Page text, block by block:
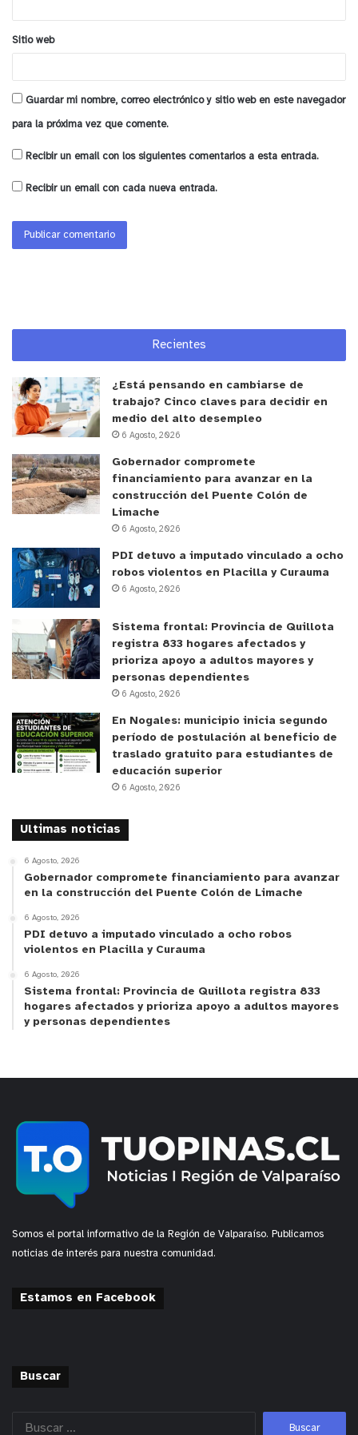
liguanos.
y tú, ¿qué opinas?
Sitio web
Guardar mi nombre, correo electrónico y sitio web en este navegador
para la próxima vez que comente.
Recibir un email con los siguientes comentarios a esta entrada.
Recibir un email con cada nueva entrada.
Recientes
¿Está pensando en cambiarse de
trabajo? Cinco claves para decidir en
medio del alto desempleo
6 Agosto, 2026
Gobernador compromete
financiamiento para avanzar en la
construcción del Puente Colón de
Limache
6 Agosto, 2026
PDI detuvo a imputado vinculado a ocho
robos violentos en Placilla y Curauma
6 Agosto, 2026
Sistema frontal: Provincia de Quillota
registra 833 hogares afectados y
prioriza apoyo a adultos mayores y
personas dependientes
6 Agosto, 2026
En Nogales: municipio inicia segundo
período de postulación al beneficio de
traslado gratuito para estudiantes de
educación superior
6 Agosto, 2026
Ultimas noticias
6 Agosto, 2026
Gobernador compromete financiamiento para avanzar
en la construcción del Puente Colón de Limache
6 Agosto, 2026
PDI detuvo a imputado vinculado a ocho robos
violentos en Placilla y Curauma
6 Agosto, 2026
Sistema frontal: Provincia de Quillota registra 833
hogares afectados y prioriza apoyo a adultos mayores
y personas dependientes
Somos el portal informativo de la Región de Valparaíso. Publicamos
noticias de interés para nuestra comunidad.
Estamos en Facebook
Buscar